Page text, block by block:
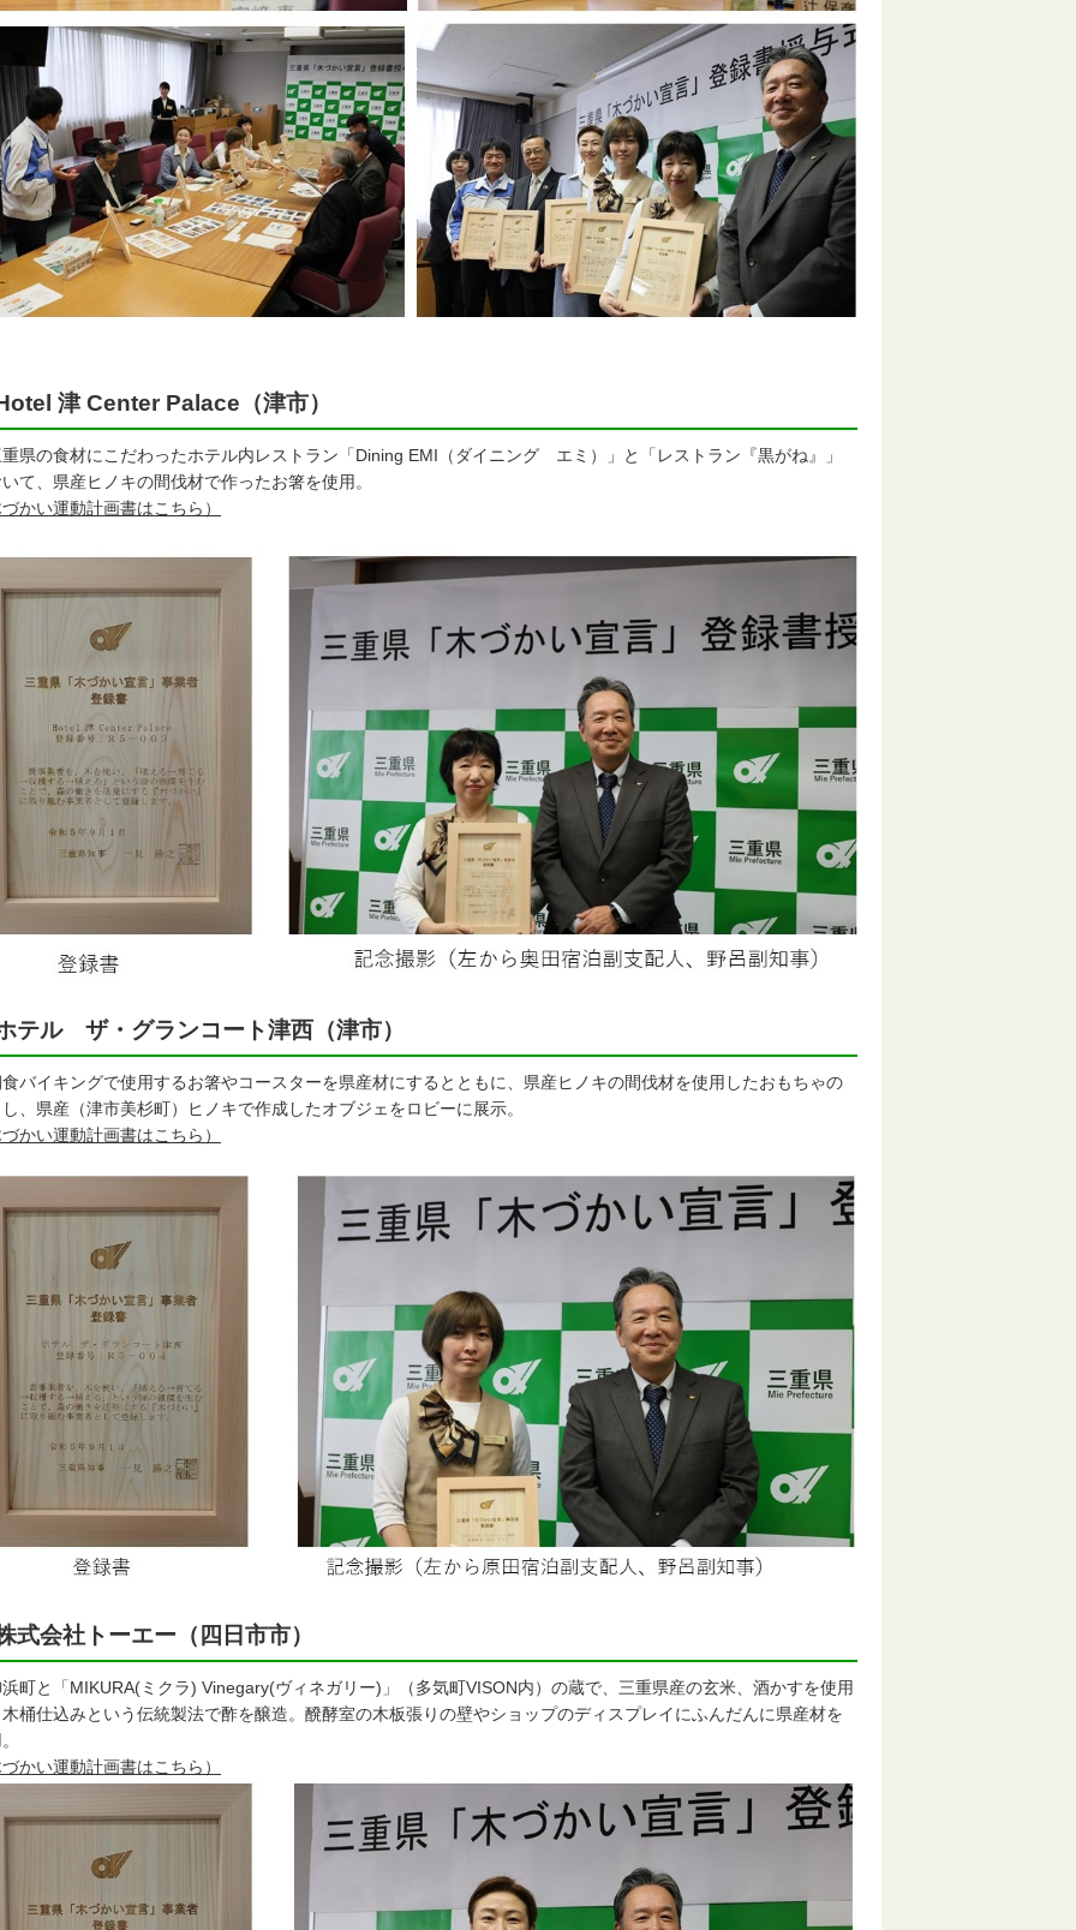
津 Center Palace（津市）
の食材にこだわったホテル内レストラン「Dining EMI（ダイニング エミ）」と「レストラン『黒がね』」
て、県産ヒノキの間伐材で作ったお箸を使用。
かい運動計画書はこちら）
テル ザ・グランコート津西（津市）
イキングで使用するお箸やコースターを県産材にするとともに、県産ヒノキの間伐材を使用したおもちゃの
、県産（津市美杉町）ヒノキで作成したオブジェをロビーに展示。
かい運動計画書はこちら）
式会社トーエー（四日市市）
と「MIKURA(ミクラ) Vinegary(ヴィネガリー)」（多気町VISON内）の蔵で、三重県産の玄米、酒かすを使用
桶仕込みという伝統製法で酢を醸造。醗酵室の木板張りの壁やショップのディスプレイにふんだんに県産材を
かい運動計画書はこちら）